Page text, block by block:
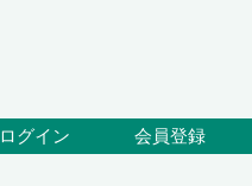
ログイン 会員登録